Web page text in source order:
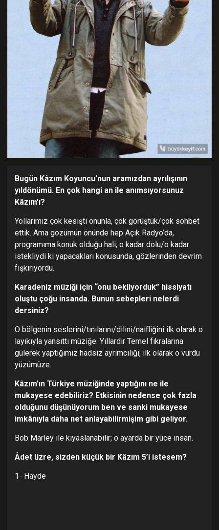
Bugün Kâzım Koyuncu’nun aramızdan ayrılışının
yıldönümü. En çok hangi an ile anımsıyorsunuz
Kâzım’ı?
Yollarımız çok kesişti onunla, çok görüştük/çok sohbet
ettik. Ama gözümün önünde hep Açık Radyo’da,
programıma konuk olduğu hali; o kadar dolu/o kadar
istekliydi ki yapacakları konusunda, gözlerinden devrim
fışkırıyordu.
Karadeniz müziği için “onu bekliyorduk” hissiyatı
oluştu çoğu insanda. Bunun sebepleri nelerdi
dersiniz?
O bölgenin seslerini/tınılarını/dilini/naifliğini ilk olarak o
layıkıyla yansıttı müziğe. Yıllardır Temel fıkralarına
gülerek yaptığımız hadsiz ayrımcılığı, ilk olarak o vurdu
yüzümüze.
Kâzım’ın Türkiye müziğinde yaptığını ne ile
mukayese edebiliriz? Etkisinin nedense çok fazla
olduğunu düşünüyorum ben ve sanki mukayese
imkânıyla daha net anlayabilirmişim gibi geliyor.
Bob Marley ile kıyaslanabilir; o ayarda bir yüce insan.
Âdet üzre, sizden küçük bir Kâzım 5’i istesem?
1- Hayde